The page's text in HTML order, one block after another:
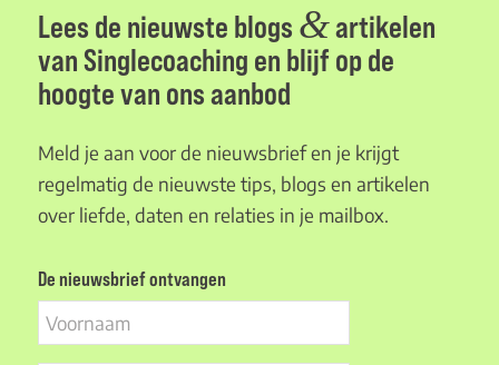
Lees de nieuwste blogs &artikelen
van Singlecoaching en blijf op de
hoogte van ons aanbod
Meld je aan voor de nieuwsbrief en je krijgt
regelmatig de nieuwste tips, blogs en artikelen
over liefde, daten en relaties in je mailbox.
De nieuwsbrief ontvangen
Voornaam